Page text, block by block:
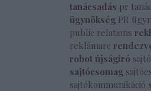
tanácsadás pr
ügynökség PR
public relations
reklámarc
robot újságíró sajtó
sajtócsomag
sajtókommunikáció